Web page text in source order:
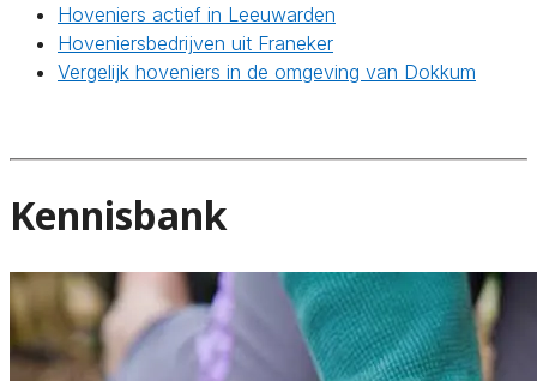
Hoveniers actief in Leeuwarden
Hoveniersbedrijven uit Franeker
Vergelijk hoveniers in de omgeving van Dokkum
Kennisbank